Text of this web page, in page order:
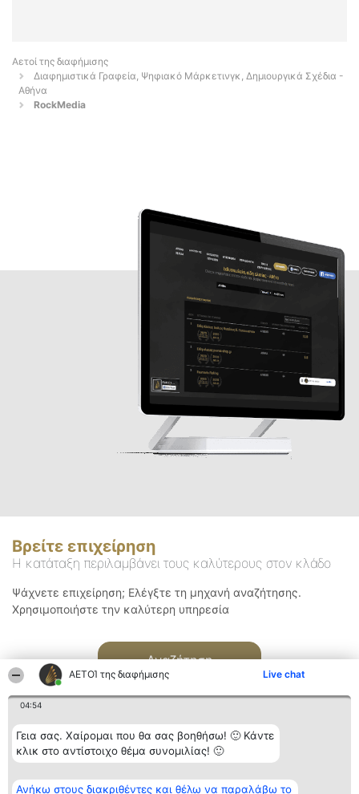
ΑΕΤΟΊ της διαφήμισης Live chat
04:54
Γεια σας. Χαίρομαι που θα σας βοηθήσω! 🙂 Κάντε
κλικ στο αντίστοιχο θέμα συνομιλίας! 🙂
Ανήκω στους διακριθέντες και θέλω να παραλάβω το
Αετοί της διαφήμισης
Διαφημιστικά Γραφεία, Ψηφιακό Μάρκετινγκ, Δημιουργικά Σχέδια -
Αθήνα
RockMedia
Βρείτε επιχείρηση
Η κατάταξη περιλαμβάνει τους καλύτερους στον κλάδο
Ψάχνετε επιχείρηση; Ελέγξτε τη μηχανή αναζήτησης.
Χρησιμοποιήστε την καλύτερη υπηρεσία
Αναζήτηση
Διοργανωτής της
κατάταξης
Κατάταξη
Διακριθέντες
Επικοινωνία
Επικοινωνία